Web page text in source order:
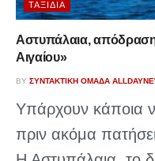
ΤΑΞΊΔΙΑ
Αστυπάλαια,
Αιγαίου»
BY ΣΥΝΤΑΚΤΙΚΉ ΟΜΆΔΑ
Υπάρχουν κάποια
πριν ακόμα